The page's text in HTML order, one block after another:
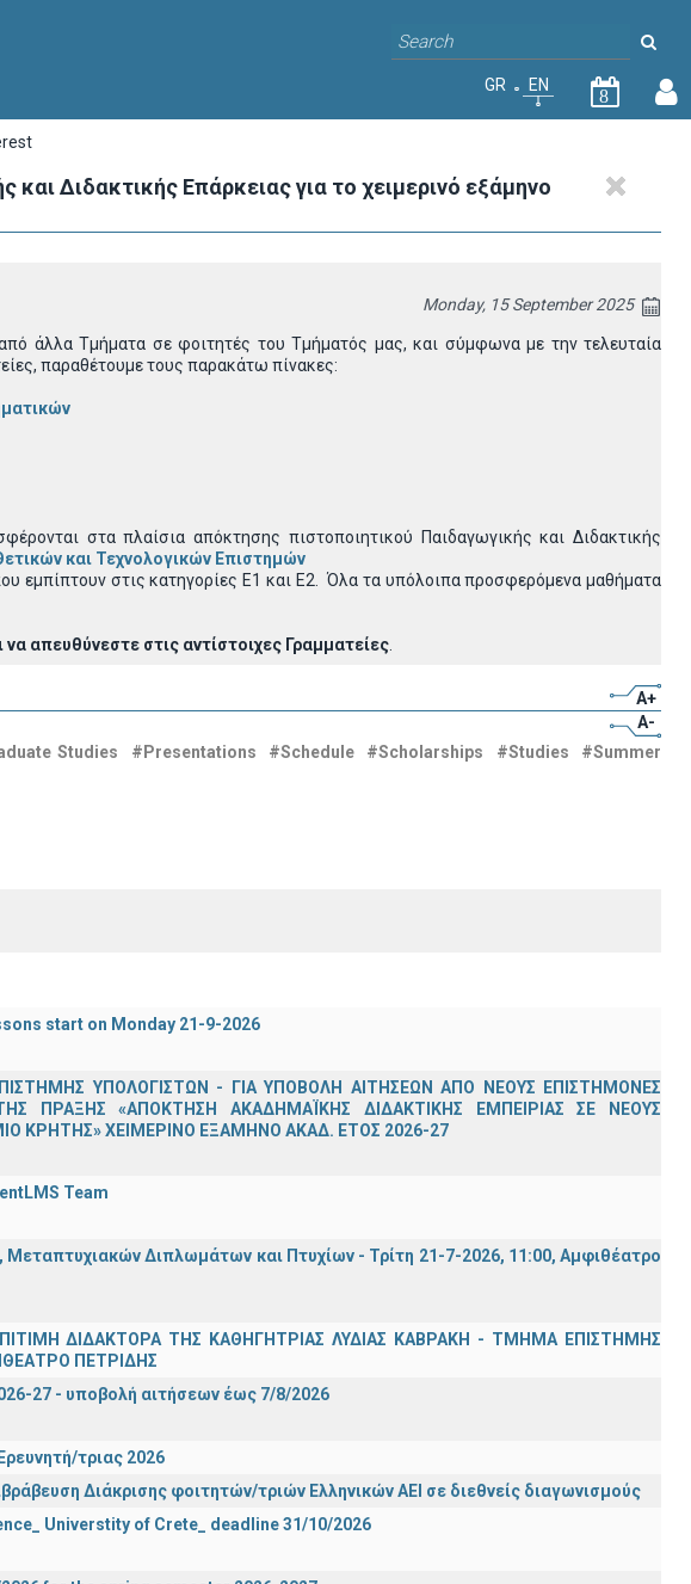
GR EN
8
Διδακτικής Επάρκειας για το χειμερινό εξάμηνο
Monday, 15 September 2025
άλλα Τμήματα σε φοιτητές του Τμήματός μας, και σύμφωνα με την τελευταία
παραθέτουμε τους παρακάτω πίνακες:
στα πλαίσια απόκτησης πιστοποιητικού Παιδαγωγικής και Διδακτικής
και Τεχνολογικών Επιστημών
εμπίπτουν στις κατηγορίες Ε1 και Ε2.
Όλα τα υπόλοιπα προσφερόμενα μαθήματα
να απευθύνεστε στις αντίστοιχες Γραμματείες
A+
A-
Studies #Presentations #Schedule #Scholarships #Studies
#Summer
start on Monday 21-9-2026
ΥΠΟΛΟΓΙΣΤΩΝ - ΓΙΑ ΥΠΟΒΟΛΗ ΑΙΤΗΣΕΩΝ ΑΠΟ ΝΕΟΥΣ ΕΠΙΣΤΗΜΟΝΕΣ
ΠΡΑΞΗΣ «ΑΠΟΚΤΗΣΗ ΑΚΑΔΗΜΑΪΚΗΣ ΔΙΔΑΚΤΙΚΗΣ ΕΜΠΕΙΡΙΑΣ ΣΕ ΝΕΟΥΣ
ΚΡΗΤΗΣ» ΧΕΙΜΕΡΙΝΟ ΕΞΑΜΗΝΟ ΑΚΑΔ. ΕΤΟΣ 2026-27
Team
Διπλωμάτων και Πτυχίων - Τρίτη 21-7-2026, 11:00, Αμφιθέατρο
ΔΙΔΑΚΤΟΡΑ ΤΗΣ ΚΑΘΗΓΗΤΡΙΑΣ ΛΥΔΙΑΣ ΚΑΒΡΑΚΗ - ΤΜΗΜΑ ΕΠΙΣΤΗΜΗΣ
ΠΕΤΡΙΔΗΣ
27 - υποβολή αιτήσεων έως 7/8/2026
τριας 2026
Διάκρισης φοιτητών/τριών Ελληνικών ΑΕΙ σε διεθνείς διαγωνισμούς
Universtity of Crete_ deadline 31/10/2026